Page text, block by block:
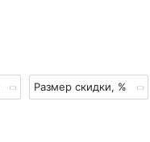
Размер скидки, %